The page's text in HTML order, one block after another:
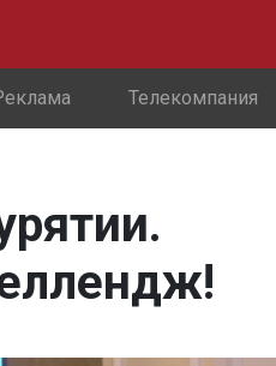
Телекомпания